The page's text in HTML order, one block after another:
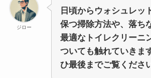
ジロー
日頃からウォシュレッ
保つ掃除方法や、落ち
最適なトイレクリーニ
ついても触れていきま
ひ最後までご覧くださ